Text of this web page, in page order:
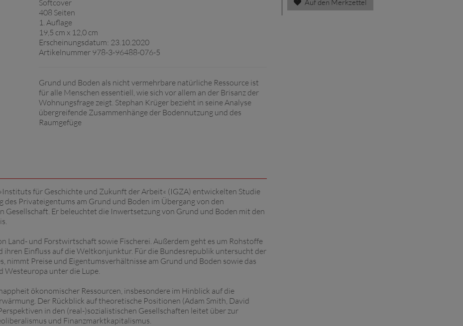
Softcover
408 Seiten
1. Auflage
19,5 cm x 12,0 cm
Erscheinungsdatum: 23.10.2020
Artikelnummer 978-3-96488-076-5
Grund und Boden als nicht vermehrbare natürliche Ressource ist
für alle Menschen essentiell, wie sich vor allem an der Brisanz der
Wohnungsfrage zeigt. Stephan Krüger bezieht in seine Analyse
übergreifende Zusammenhänge der Bodennutzung und des
Raumgefüge
Auf den Merkzettel
für Geschichte und Zukunft der Arbeit« (IGZA) entwickelten Studie
Privateigentums am Grund und Boden im Übergang von den
Er beleuchtet die Inwertsetzung von Grund und Boden mit den
Land- und Forstwirtschaft sowie Fischerei. Außerdem geht es um Rohstoffe
ihren Einfluss auf die Weltkonjunktur. Für die Bundesrepublik untersucht der
nimmt Preise und Eigentumsverhältnisse am Grund und Boden sowie das
Westeuropa unter die Lupe.
ökonomischer Ressourcen, insbesondere im Hinblick auf die
Der Rückblick auf theoretische Positionen (Adam Smith, David
in den (real-)sozialistischen Gesellschaften leitet über zur
und Finanzmarktkapitalismus.